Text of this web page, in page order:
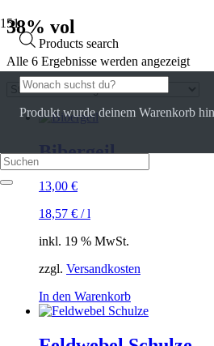
Products search
Produkt wurde deinem Warenkorb
38% vol
Alle 6 Ergebnisse werden angezeigt
Bibergeil
13,00 €
18,57 € /l
inkl. 19 % MwSt.
zzgl. Versandkosten
In den Warenkorb